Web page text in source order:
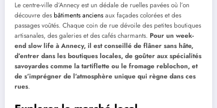
Le centre-ville d’Annecy est un dédale de ruelles pavées où l’on
découvre des bâtiments anciens aux façades colorées et des
passages voûtés. Chaque coin de rue dévoile des petites boutiques
artisanales, des galeries et des cafés charmants. Pour un week-
end slow life à Annecy, il est conseillé de flâner sans hâte,
d’entrer dans les boutiques locales, de goûter aux spécialités
savoyardes comme la tartiflette ou le fromage reblochon, et
de s’imprégner de l’atmosphère unique qui règne dans ces
rues.